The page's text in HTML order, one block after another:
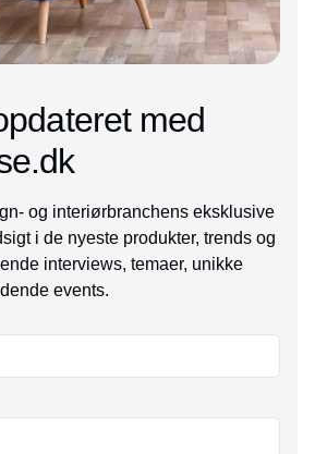
med
og interiørbranchens eksklusive
i de nyeste produkter, trends og
interviews, temaer, unikke
events.